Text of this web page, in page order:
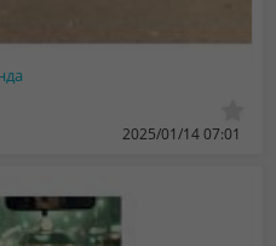
2025/01/14 07:01